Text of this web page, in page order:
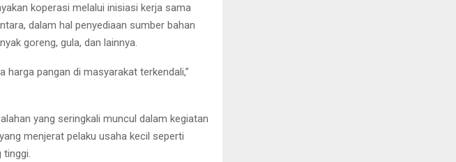
koperasi melalui inisiasi kerja sama
dalam hal penyediaan sumber bahan
goreng, gula, dan lainnya.
harga pangan di masyarakat terkendali,”
yang seringkali muncul dalam kegiatan
menjerat pelaku usaha kecil seperti
tinggi.